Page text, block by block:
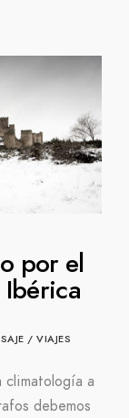
por el
/VIAJES
a
debemos